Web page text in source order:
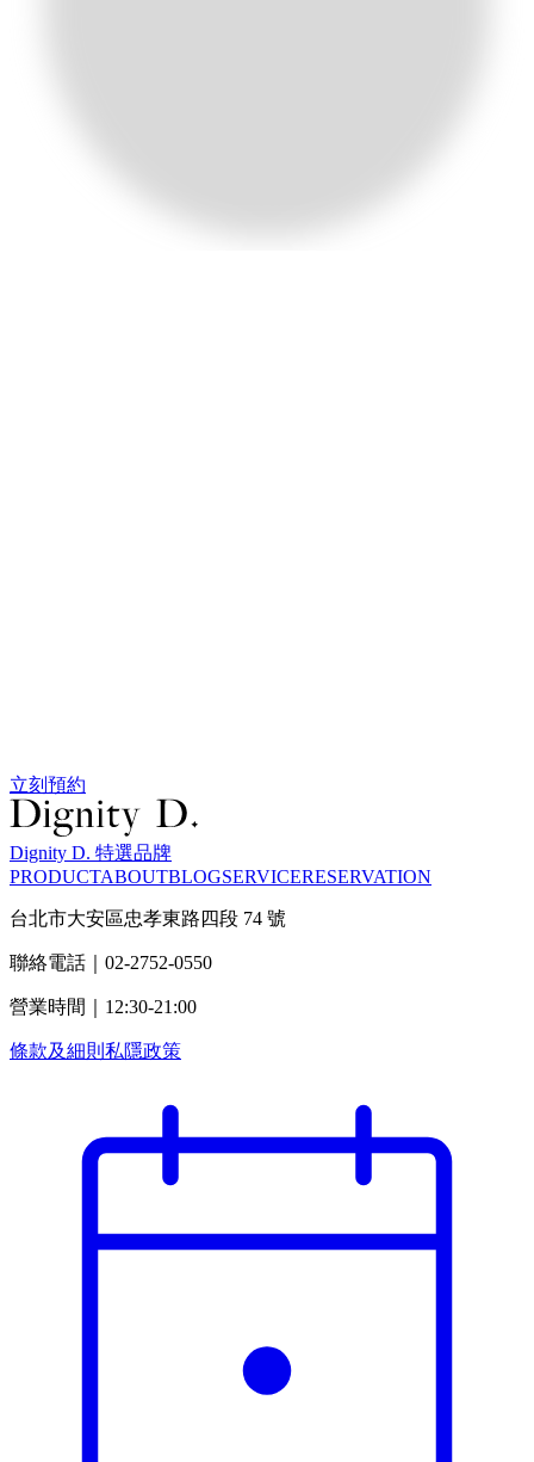
立刻預約
Dignity D. 特選品牌
PRODUCTABOUTBLOGSERVICERESERVATION
台北市大安區忠孝東路四段 74 號
聯絡電話｜02-2752-0550
營業時間｜12:30-21:00
條款及細則 私隱政策